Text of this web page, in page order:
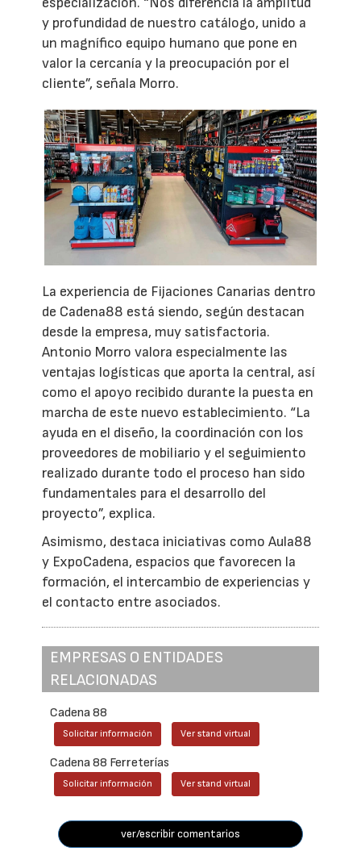
y profundidad de nuestro catálogo, unido a
un magnífico equipo humano que pone en
valor la cercanía y la preocupación por el
cliente”, señala Morro.
La experiencia de Fijaciones Canarias dentro
de Cadena88 está siendo, según destacan
desde la empresa, muy satisfactoria.
Antonio Morro valora especialmente las
ventajas logísticas que aporta la central, así
como el apoyo recibido durante la puesta en
marcha de este nuevo establecimiento. “La
ayuda en el diseño, la coordinación con los
proveedores de mobiliario y el seguimiento
realizado durante todo el proceso han sido
fundamentales para el desarrollo del
proyecto”, explica.
Asimismo, destaca iniciativas como Aula88
y ExpoCadena, espacios que favorecen la
formación, el intercambio de experiencias y
el contacto entre asociados.
EMPRESAS O ENTIDADES
RELACIONADAS
Cadena 88
Solicitar información Ver stand virtual
Cadena 88 Ferreterías
Solicitar información Ver stand virtual
ver/escribir comentarios